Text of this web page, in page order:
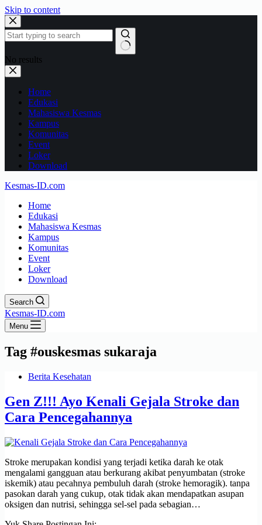
Skip to content
No results
Home
Edukasi
Mahasiswa Kesmas
Kampus
Komunitas
Event
Loker
Download
Kesmas-ID.com
Home
Edukasi
Mahasiswa Kesmas
Kampus
Komunitas
Event
Loker
Download
Search
Kesmas-ID.com
Menu
Tag #ouskesmas sukaraja
Berita Kesehatan
Gen Z!!! Ayo Kenali Gejala Stroke dan
Cara Pencegahannya
Stroke merupakan kondisi yang terjadi ketika darah ke otak
mengalami gangguan atau berkurang akibat penyumbatan (stroke
iskemik) atau pecahnya pembuluh darah (stroke hemoragik). tanpa
pasokan darah yang cukup, otak tidak akan mendapatkan asupan
oksigen dan nutrisi, sehingga sel-sel pada sebagian…